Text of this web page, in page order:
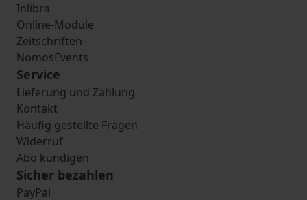
Inlibra
Online-Module
Zeitschriften
NomosEvents
Service
Lieferung und Zahlung
Kontakt
Häufig gestellte Fragen
Widerruf
Abo kündigen
Sicher bezahlen
PayPal